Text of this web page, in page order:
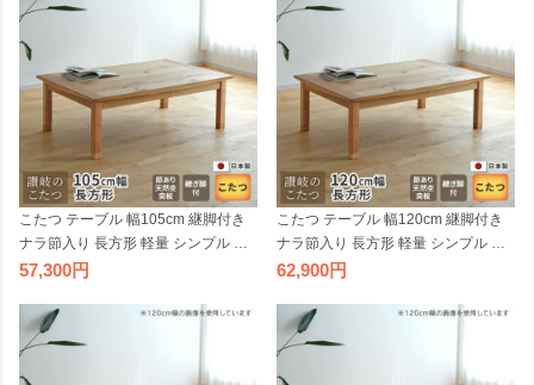
こたつ テーブル 幅105cm 継脚付き
ナラ節入り 長方形 軽量 シンプル 天
然木 ナチュラル 日本製 国産 日本製
57,300
こたつ テーブル 幅120cm 継脚付き
ナラ節入り 長方形 軽量 シンプル 天
然木 ナチュラル 日本製 国産 日本製
62,900